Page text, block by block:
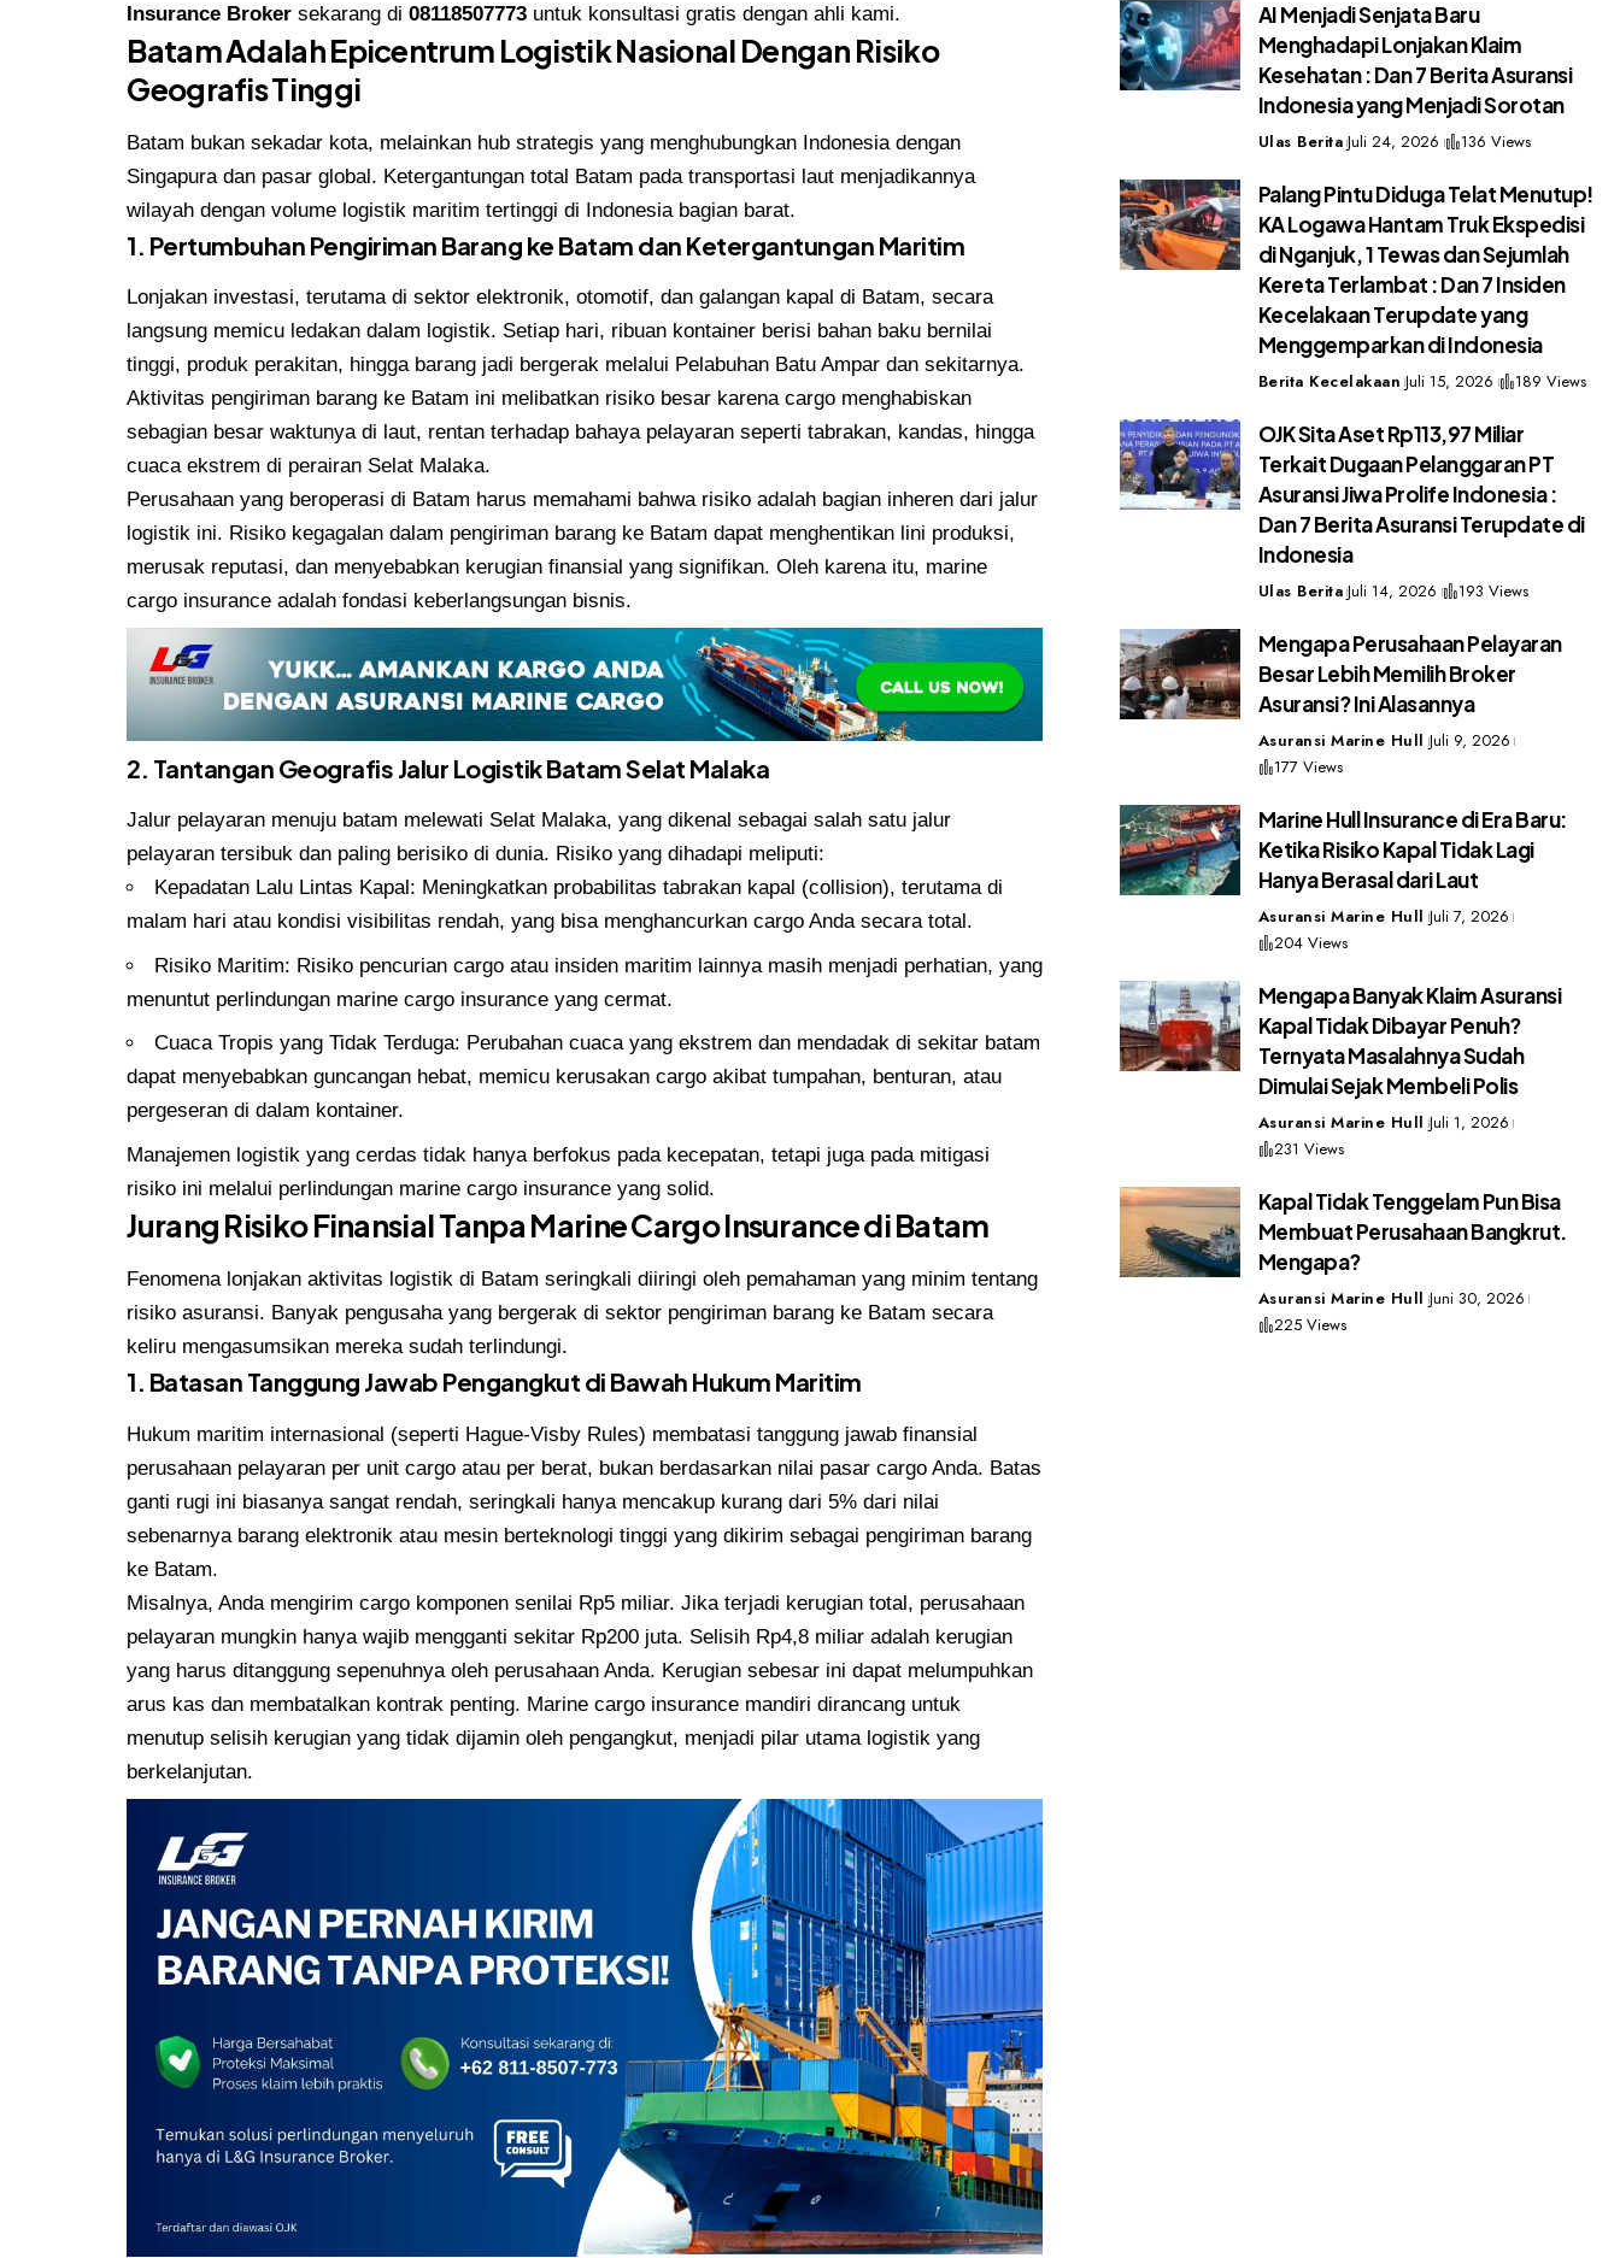
Insurance Broker sekarang di08118507773 untuk konsultasi gratis dengan ahli kami.
Batam Adalah Epicentrum Logistik Nasional Dengan Risiko
Geografis Tinggi
Batam bukan sekadar kota, melainkan hub strategis yang menghubungkan Indonesia dengan
Singapura dan pasar global. Ketergantungan total Batam pada transportasi laut menjadikannya
wilayah dengan volume logistik maritim tertinggi di Indonesia bagian barat.
1. Pertumbuhan Pengiriman Barang ke Batam dan Ketergantungan Maritim
Lonjakan investasi, terutama di sektor elektronik, otomotif, dan galangan kapal di Batam, secara
langsung memicu ledakan dalam logistik. Setiap hari, ribuan kontainer berisi bahan baku bernilai
tinggi, produk perakitan, hingga barang jadi bergerak melalui Pelabuhan Batu Ampar dan sekitarnya.
Aktivitas pengiriman barang ke Batam ini melibatkan risiko besar karena cargo menghabiskan
sebagian besar waktunya di laut, rentan terhadap bahaya pelayaran seperti tabrakan, kandas, hingga
cuaca ekstrem di perairan Selat Malaka.
Perusahaan yang beroperasi di Batam harus memahami bahwa risiko adalah bagian inheren dari jalur
logistik ini. Risiko kegagalan dalam pengiriman barang ke Batam dapat menghentikan lini produksi,
merusak reputasi, dan menyebabkan kerugian finansial yang signifikan. Oleh karena itu, marine
cargo insurance adalah fondasi keberlangsungan bisnis.
2. Tantangan Geografis Jalur Logistik Batam Selat Malaka
Jalur pelayaran menuju batam melewati Selat Malaka, yang dikenal sebagai salah satu jalur
pelayaran tersibuk dan paling berisiko di dunia. Risiko yang dihadapi meliputi:
Kepadatan Lalu Lintas Kapal: Meningkatkan probabilitas tabrakan kapal (collision), terutama di
malam hari atau kondisi visibilitas rendah, yang bisa menghancurkan cargo Anda secara total.
Risiko Maritim: Risiko pencurian cargo atau insiden maritim lainnya masih menjadi perhatian, yang
menuntut perlindungan marine cargo insurance yang cermat.
Cuaca Tropis yang Tidak Terduga: Perubahan cuaca yang ekstrem dan mendadak di sekitar batam
dapat menyebabkan guncangan hebat, memicu kerusakan cargo akibat tumpahan, benturan, atau
pergeseran di dalam kontainer.
Manajemen logistik yang cerdas tidak hanya berfokus pada kecepatan, tetapi juga pada mitigasi
risiko ini melalui perlindungan marine cargo insurance yang solid.
Jurang Risiko Finansial Tanpa Marine Cargo Insurance di Batam
Fenomena lonjakan aktivitas logistik di Batam seringkali diiringi oleh pemahaman yang minim tentang
risiko asuransi. Banyak pengusaha yang bergerak di sektor pengiriman barang ke Batam secara
keliru mengasumsikan mereka sudah terlindungi.
1. Batasan Tanggung Jawab Pengangkut di Bawah Hukum Maritim
Hukum maritim internasional (seperti Hague-Visby Rules) membatasi tanggung jawab finansial
perusahaan pelayaran per unit cargo atau per berat, bukan berdasarkan nilai pasar cargo Anda. Batas
ganti rugi ini biasanya sangat rendah, seringkali hanya mencakup kurang dari 5% dari nilai
sebenarnya barang elektronik atau mesin berteknologi tinggi yang dikirim sebagai pengiriman barang
ke Batam.
Misalnya, Anda mengirim cargo komponen senilai Rp5 miliar. Jika terjadi kerugian total, perusahaan
pelayaran mungkin hanya wajib mengganti sekitar Rp200 juta. Selisih Rp4,8 miliar adalah kerugian
yang harus ditanggung sepenuhnya oleh perusahaan Anda. Kerugian sebesar ini dapat melumpuhkan
arus kas dan membatalkan kontrak penting. Marine cargo insurance mandiri dirancang untuk
menutup selisih kerugian yang tidak dijamin oleh pengangkut, menjadi pilar utama logistik yang
berkelanjutan.
AI Menjadi Senjata Baru
Menghadapi Lonjakan Klaim
Kesehatan : Dan 7 Berita Asuransi
Indonesia yang Menjadi Sorotan
Ulas Berita Juli 24, 2026 136 Views
Palang Pintu Diduga Telat Menutup!
KA Logawa Hantam Truk Ekspedisi
di Nganjuk, 1 Tewas dan Sejumlah
Kereta Terlambat : Dan 7 Insiden
Kecelakaan Terupdate yang
Menggemparkan di Indonesia
Berita Kecelakaan Juli 15, 2026 189 Views
OJK Sita Aset Rp113,97 Miliar
Terkait Dugaan Pelanggaran PT
Asuransi Jiwa Prolife Indonesia :
Dan 7 Berita Asuransi Terupdate di
Indonesia
Ulas Berita Juli 14, 2026 193 Views
Mengapa Perusahaan Pelayaran
Besar Lebih Memilih Broker
Asuransi? Ini Alasannya
Asuransi Marine Hull Juli 9, 2026
177 Views
Marine Hull Insurance di Era Baru:
Ketika Risiko Kapal Tidak Lagi
Hanya Berasal dari Laut
Asuransi Marine Hull Juli 7, 2026
204 Views
Mengapa Banyak Klaim Asuransi
Kapal Tidak Dibayar Penuh?
Ternyata Masalahnya Sudah
Dimulai Sejak Membeli Polis
Asuransi Marine Hull Juli 1, 2026
231 Views
Kapal Tidak Tenggelam Pun Bisa
Membuat Perusahaan Bangkrut.
Mengapa?
Asuransi Marine Hull Juni 30, 2026
225 Views